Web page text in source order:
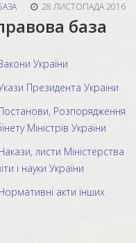
28 ЛИСТОПАДА 2016
база
України
Президента України
Розпорядження
Міністрів України
листи Міністерства
і науки України
акти інших